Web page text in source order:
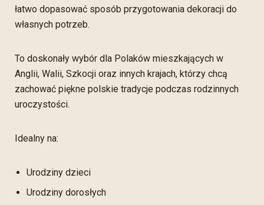
łatwo dopasować sposób przygotowania dekoracji do
własnych potrzeb.
To doskonały wybór dla Polaków mieszkających w
Anglii, Walii, Szkocji oraz innych krajach, którzy chcą
zachować piękne polskie tradycje podczas rodzinnych
uroczystości.
Idealny na:
Urodziny dzieci
Urodziny dorosłych